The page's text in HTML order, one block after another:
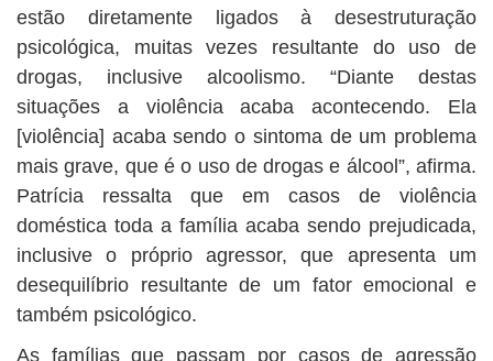
estão diretamente ligados à desestruturação
psicológica, muitas vezes resultante do uso de
drogas, inclusive alcoolismo. “Diante destas
situações a violência acaba acontecendo. Ela
[violência] acaba sendo o sintoma de um problema
mais grave, que é o uso de drogas e álcool”, afirma.
Patrícia ressalta que em casos de violência
doméstica toda a família acaba sendo prejudicada,
inclusive o próprio agressor, que apresenta um
desequilíbrio resultante de um fator emocional e
também psicológico.
As famílias que passam por casos de agressão